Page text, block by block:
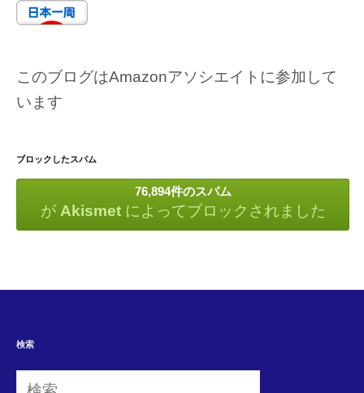
このブログはAmazonアソシエイトに参加して
います
ブロックしたスパム
76,894件のスパム
が Akismetによってブロックされました
検索
検